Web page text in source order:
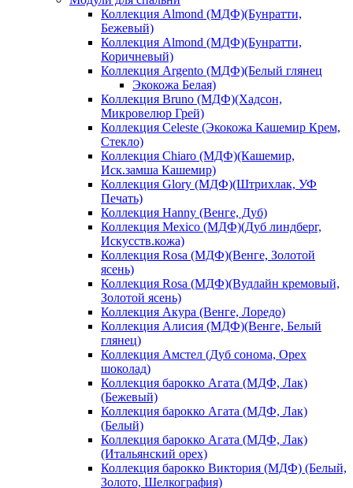
Коллекция Almond (МДФ)(Бунратти,
Бежевый)
Коллекция Almond (МДФ)(Бунратти,
Коричневый)
Коллекция Argento (МДФ)(Белый глянец
Экокожа Белая)
Коллекция Bruno (МДФ)(Хадсон,
Микровелюр Грей)
Коллекция Celeste (Экокожа Кашемир Крем,
Стекло)
Коллекция Chiaro (МДФ)(Кашемир,
Иск.замша Кашемир)
Коллекция Glory (МДФ)(Штрихлак, УФ
Печать)
Коллекция Hanny (Венге, Дуб)
Коллекция Mexico (МДФ)(Дуб линдберг,
Искусств.кожа)
Коллекция Rosa (МДФ)(Венге, Золотой
ясень)
Коллекция Rosa (МДФ)(Вудлайн кремовый,
Золотой ясень)
Коллекция Акура (Венге, Лоредо)
Коллекция Алисия (МДФ)(Венге, Белый
глянец)
Коллекция Амстел (Дуб сонома, Орех
шоколад)
Коллекция барокко Агата (МДФ, Лак)
(Бежевый)
Коллекция барокко Агата (МДФ, Лак)
(Белый)
Коллекция барокко Агата (МДФ, Лак)
(Итальянский орех)
Коллекция барокко Виктория (МДФ) (Белый,
Золото, Шелкография)